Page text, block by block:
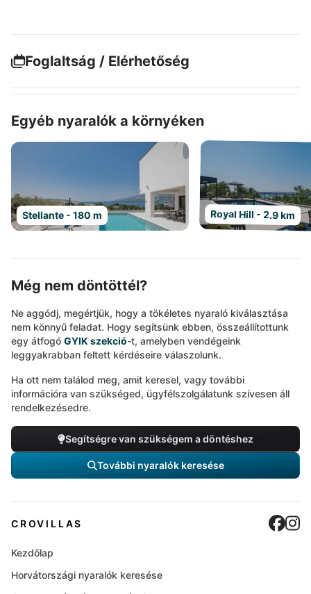
Foglaltság / Elérhetőség
Egyéb nyaralók a környéken
Stellante - 180 m Royal Hill - 2.9 km
Még nem döntöttél?
Ne aggódj, megértjük, hogy a tökéletes nyaraló kiválasztása
nem könnyű feladat. Hogy segítsünk ebben, összeállítottunk
egy átfogó GYIK szekció-t, amelyben vendégeink
leggyakrabban feltett kérdéseire válaszolunk.
Ha ott nem találod meg, amit keresel, vagy további
információra van szükséged, ügyfélszolgálatunk szívesen áll
rendelkezésedre.
Segítségre van szükségem a döntéshez
További nyaralók keresése
CROVILLAS
Kezdőlap
Horvátországi nyaralók keresése